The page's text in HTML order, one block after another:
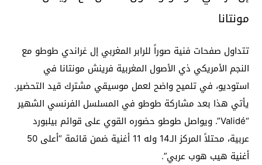
مونتانا
تتداول صفحات فنية صوراً للرابر المغربي إل غراندي طوطو مع
النجم الأمريكي ذي الأصول المغربية فرينش مونتانا في
استوديو، في تلميح واضح لعمل موسيقي مشترك قيد التحضير.
يأتي هذا بعد مشاركة طوطو في المسلسل الفرنسي الشهير
“Validé”. ويواصل طوطو حضوره القوي على قوائم بيلبورد
عربية، محتلاً المركز الـ14 وله 11 أغنية ضمن قائمة “أعلى 50
أغنية هيب هوب عربي”.